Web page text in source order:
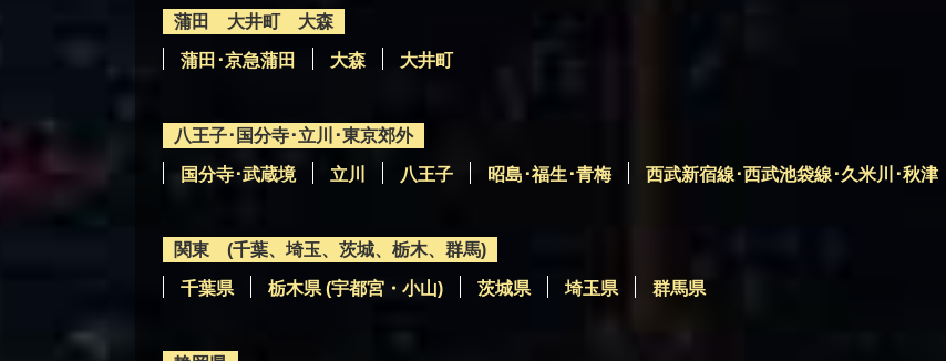
蒲田 大井町 大森
蒲田･京急蒲田 大森 大井町
八王子･国分寺･立川･東京郊外
国分寺･武蔵境 立川 八王子 昭島･福生･青梅 西武新宿線･西武池袋線･久米川･秋津
関東 (千葉、埼玉、茨城、栃木、群馬)
千葉県 栃木県 (宇都宮・小山) 茨城県 埼玉県 群馬県